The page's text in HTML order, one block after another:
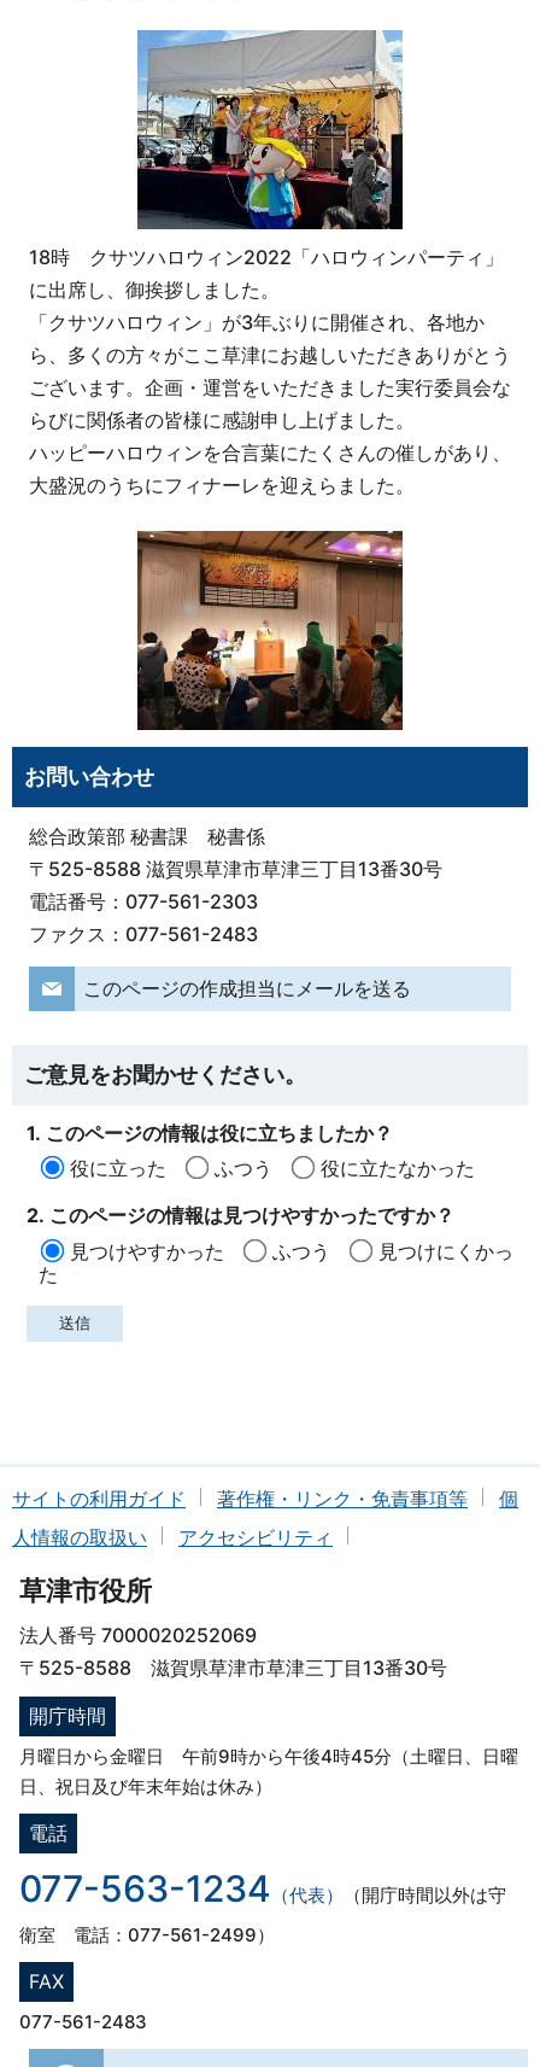
18時 クサツハロウィン2022「ハロウィンパーティ」
に出席し、御挨拶しました。
「クサツハロウィン」が3年ぶりに開催され、各地か
ら、多くの方々がここ草津にお越しいただきありがとう
ございます。企画・運営をいただきました実行委員会な
らびに関係者の皆様に感謝申し上げました。
ハッピーハロウィンを合言葉にたくさんの催しがあり、
大盛況のうちにフィナーレを迎えらました。
お問い合わせ
総合政策部 秘書課 秘書係
〒525-8588 滋賀県草津市草津三丁目13番30号
電話番号：077-561-2303
ファクス：077-561-2483
このページの作成担当にメールを送る
ご意見をお聞かせください。
1. このページの情報は役に立ちましたか？
役に立った
ふつう
役に立たなかった
2. このページの情報は見つけやすかったですか？
見つけやすかった
ふつう
見つけにくかっ
た
サイトの利用ガイド 著作権・リンク・免責事項等
個
人情報の取扱い
アクセシビリティ
草津市役所
法人番号 7000020252069
〒525-8588 滋賀県草津市草津三丁目13番30号
開庁時間
月曜日から金曜日 午前9時から午後4時45分（土曜日、日曜
日、祝日及び年末年始は休み）
電話
077-563-1234 （代表）
（開庁時間以外は守
衛室 電話：077-561-2499）
FAX
077-561-2483